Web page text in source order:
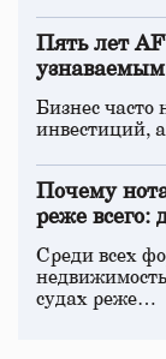
Пять лет
Бизнес часто
инвестиций,
Почему
реже всего:
Среди всех
судах реже…